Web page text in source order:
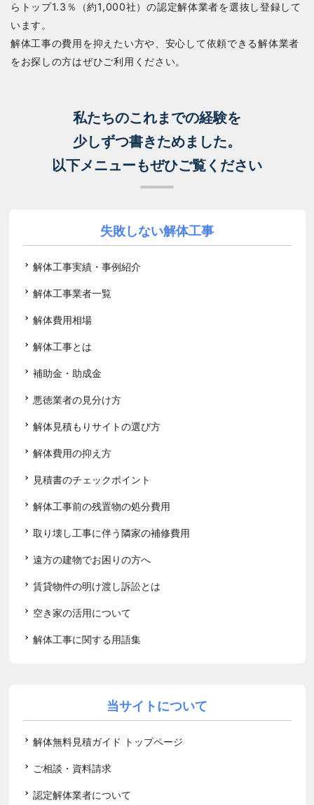
らトップ1.3％（約1,000社）の認定解体業者を選抜し登録して
います。
解体工事の費用を抑えたい方や、安心して依頼できる解体業者
をお探しの方はぜひご利用ください。
私たちのこれまでの経験を
少しずつ書きためました。
以下メニューもぜひご覧ください
失敗しない解体工事
解体工事実績・事例紹介
解体工事業者一覧
解体費用相場
解体工事とは
補助金・助成金
悪徳業者の見分け方
解体見積もりサイトの選び方
解体費用の抑え方
見積書のチェックポイント
解体工事前の残置物の処分費用
取り壊し工事に伴う隣家の補修費用
遠方の建物でお困りの方へ
賃貸物件の明け渡し訴訟とは
空き家の活用について
解体工事に関する用語集
当サイトについて
解体無料見積ガイド トップページ
ご相談・資料請求
認定解体業者について